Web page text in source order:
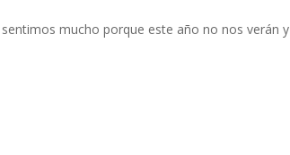
mucho porque este año no nos verán y